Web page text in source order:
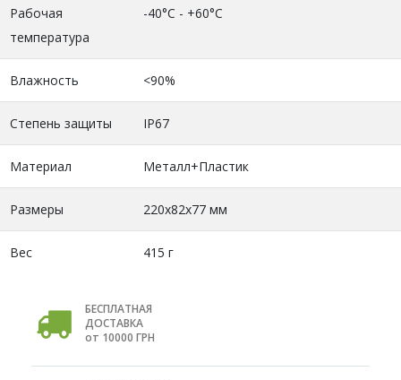
Рабочая
температура
-40°C - +60°C
Влажность <90%
Степень защиты IP67
Материал Металл+Пластик
Размеры 220х82x77 мм
Вес 415 г
БЕСПЛАТНАЯ
ДОСТАВКА
от 10000 ГРН